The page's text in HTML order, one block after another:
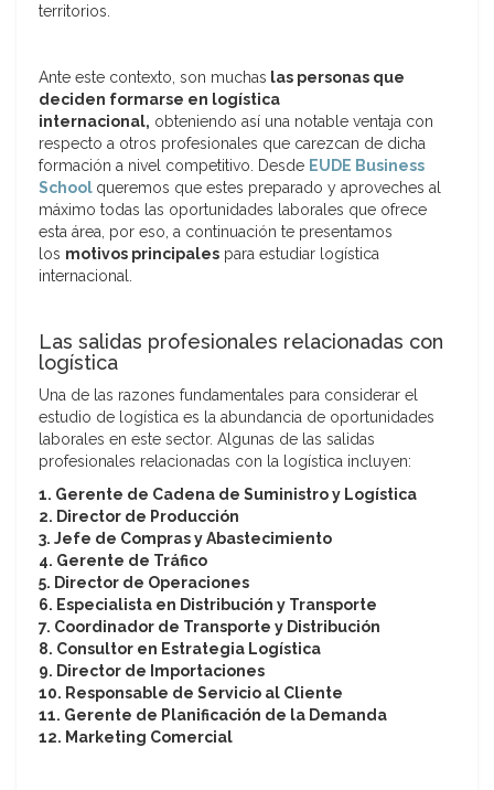
territorios.
Ante este contexto, son muchas las personas que
deciden formarse en logística
internacional, obteniendo así una notable ventaja con
respecto a otros profesionales que carezcan de dicha
formación a nivel competitivo. Desde EUDE Business
School queremos que estes preparado y aproveches al
máximo todas las oportunidades laborales que ofrece
esta área, por eso, a continuación te presentamos
los motivos principales para estudiar logística
internacional.
Las salidas profesionales relacionadas con
logística
Una de las razones fundamentales para considerar el
estudio de logística es la abundancia de oportunidades
laborales en este sector. Algunas de las salidas
profesionales relacionadas con la logística incluyen:
1. Gerente de Cadena de Suministro y Logística
2. Director de Producción
3. Jefe de Compras y Abastecimiento
4. Gerente de Tráfico
5. Director de Operaciones
6. Especialista en Distribución y Transporte
7. Coordinador de Transporte y Distribución
8. Consultor en Estrategia Logística
9. Director de Importaciones
10. Responsable de Servicio al Cliente
11. Gerente de Planificación de la Demanda
12. Marketing Comercial